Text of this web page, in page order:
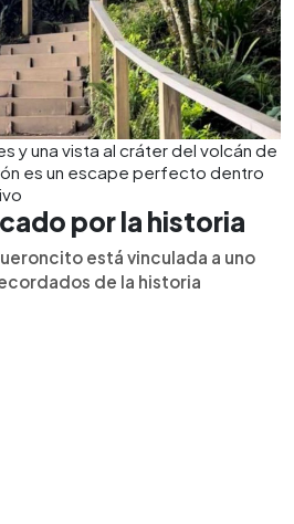
y una vista al cráter del volcán de
es un escape perfecto dentro
por la historia
está vinculada a uno
de la historia